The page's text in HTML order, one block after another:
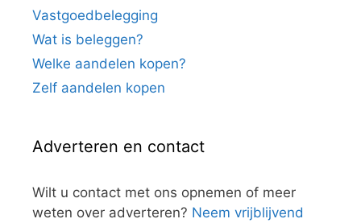
Vastgoedbelegging
Wat is beleggen?
Welke aandelen kopen?
Zelf aandelen kopen
Adverteren en contact
Wilt u contact met ons opnemen of meer
weten over adverteren? Neem vrijblijvend